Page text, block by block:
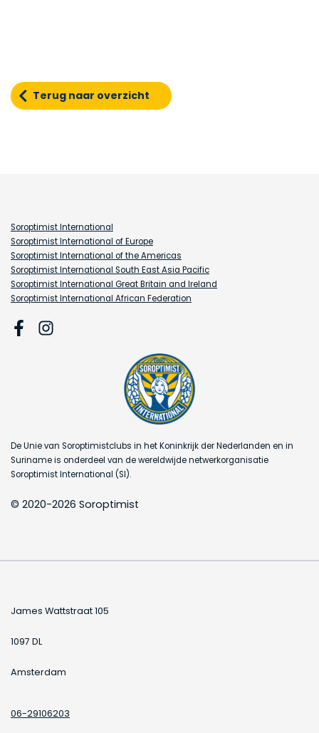
Terug naar overzicht
Soroptimist International
Soroptimist International of Europe
Soroptimist International of the Americas
Soroptimist International South East Asia Pacific
Soroptimist International Great Britain and Ireland
Soroptimist International African Federation
De Unie van Soroptimistclubs in het Koninkrijk der Nederlanden en in
Suriname is onderdeel van de wereldwijde netwerkorganisatie
Soroptimist International (SI).
© 2020-2026 Soroptimist
James Wattstraat 105
1097 DL
Amsterdam
06-29106203